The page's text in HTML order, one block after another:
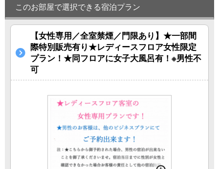
このお部屋で選択できる宿泊プラン
【女性専用／全室禁煙／門限あり】★一部間
際特別販売有り★レディースフロア女性限定
プラン！★同フロアに女子大風呂有！※男性不
可